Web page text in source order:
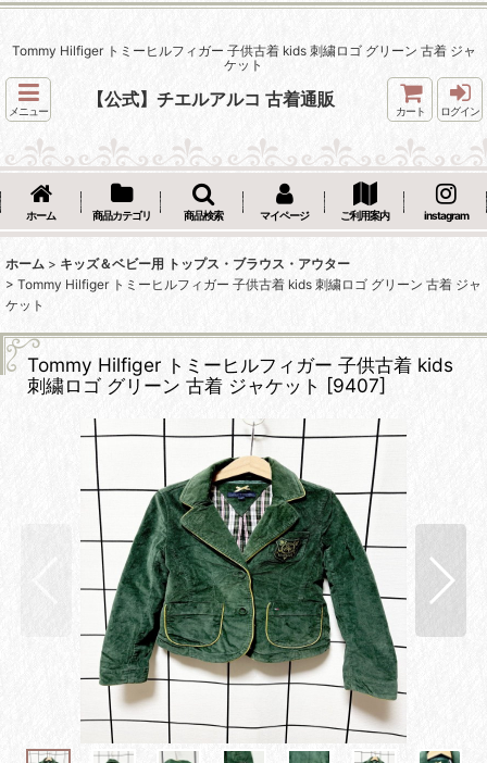
Tommy Hilfiger トミーヒルフィガー 子供古着 kids 刺繍ロゴ グリーン 古着 ジャ
ケット
メニュー
【公式】チエルアルコ 古着通販
カート ログイン
ホーム 商品カテゴリ 商品検索 マイページ ご利用案内 instagram
ホーム > キッズ＆ベビー用 トップス・ブラウス・アウター
> Tommy Hilfiger トミーヒルフィガー 子供古着 kids 刺繍ロゴ グリーン 古着 ジャ
ケット
Tommy Hilfiger トミーヒルフィガー 子供古着 kids
刺繍ロゴ グリーン 古着 ジャケット [9407]